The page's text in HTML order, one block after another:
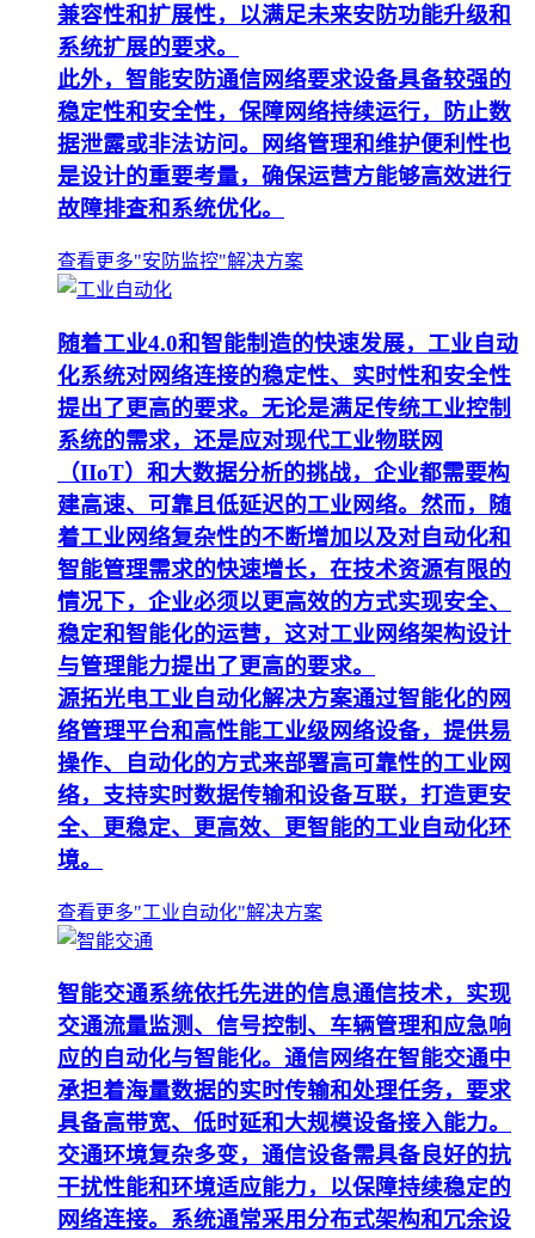
兼容性和扩展性，以满足未来安防功能升级和
系统扩展的要求。
此外，智能安防通信网络要求设备具备较强的
稳定性和安全性，保障网络持续运行，防止数
据泄露或非法访问。网络管理和维护便利性也
是设计的重要考量，确保运营方能够高效进行
故障排查和系统优化。
查看更多"安防监控"解决方案
随着工业4.0和智能制造的快速发展，工业自动
化系统对网络连接的稳定性、实时性和安全性
提出了更高的要求。无论是满足传统工业控制
系统的需求，还是应对现代工业物联网
（IIoT）和大数据分析的挑战，企业都需要构
建高速、可靠且低延迟的工业网络。然而，随
着工业网络复杂性的不断增加以及对自动化和
智能管理需求的快速增长，在技术资源有限的
情况下，企业必须以更高效的方式实现安全、
稳定和智能化的运营，这对工业网络架构设计
与管理能力提出了更高的要求。
源拓光电工业自动化解决方案通过智能化的网
络管理平台和高性能工业级网络设备，提供易
操作、自动化的方式来部署高可靠性的工业网
络，支持实时数据传输和设备互联，打造更安
全、更稳定、更高效、更智能的工业自动化环
境。
查看更多"工业自动化"解决方案
智能交通系统依托先进的信息通信技术，实现
交通流量监测、信号控制、车辆管理和应急响
应的自动化与智能化。通信网络在智能交通中
承担着海量数据的实时传输和处理任务，要求
具备高带宽、低时延和大规模设备接入能力。
交通环境复杂多变，通信设备需具备良好的抗
干扰性能和环境适应能力，以保障持续稳定的
网络连接。系统通常采用分布式架构和冗余设